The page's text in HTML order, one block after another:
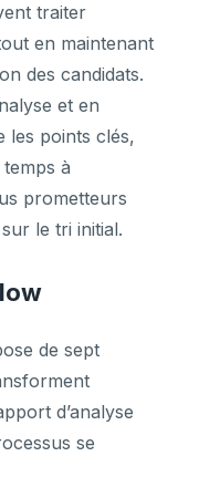
traiter
en maintenant
des candidats.
et en
les points clés,
à
prometteurs
le tri initial.
de sept
d’analyse
se